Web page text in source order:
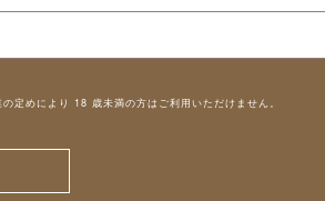
定めにより 18 歳未満の方はご利用いただけません。